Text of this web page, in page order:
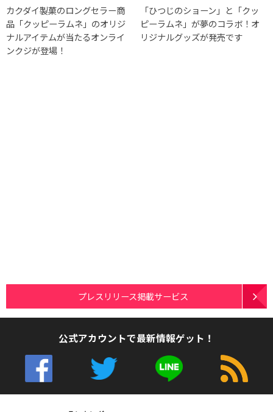
カクダイ製菓のロングセラー商
品「クッピーラムネ」のオリジ
ナルアイテムが当たるオンライ
ンクジが登場！
「ひつじのショーン」と「クッ
ピーラムネ」が夢のコラボ！オ
リジナルグッズが発売です
プレスリリース掲載サービス
公式アカウントで最新情報ゲット！